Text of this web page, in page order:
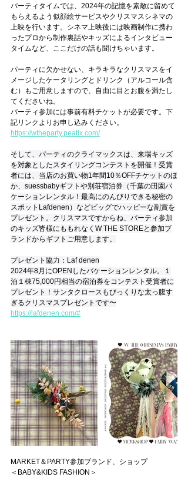
パーティタイムでは、2024年の記憶を素敵に留めて
もらえるよう似顔絵サービスやクリスマスシネマの
上映を行います。シネマ上映後には映画制作に携わ
ったプロから制作裏話やキッズによるインタビュー
タイムなど、ここだけの話も聞けちゃいます。
パーティに欠かせない、キラキラなクリスマスをイ
メージしたケータリングとドリンク（アルコール含
む）もご用意しますので、自由に目とお腹を満たし
てくださいね。
パーティ参加には事前有料チケットが必要です。下
記リンクよりお申し込みください。
https://wtheparty.peatix.com/
そして、パーティのクライマックスは、来場キッズ
を対象としたスタイリングコンテストを開催！受賞
者には、当店のお買い物1年間10％OFFチケットのほ
か、suessbabyギフトや別荘宿泊券（千葉の田園バ
ケーションレンタル！ 最高にのんびりできる秘密の
スポットLafdenen）などビッグでハッピーな副賞を
プレゼント。クリスマスですからね、パーティ参加
のキッズ皆様にももれなくW THE STOREと参加ブ
ランドからギフトご用意します。
プレゼント協力：Laf denen
2024年8月にOPENしたバケーションレンタル。１
泊１棟75,000円相当の宿泊券をコンテスト受賞者に
プレゼント！サンタクロースもびっくりな太っ腹す
ぎるクリスマスプレゼントです〜
https://lafdenen.com/#
MARKET＆PARTY参加ブランド、ショップ
＜BABY&KIDS FASHION＞